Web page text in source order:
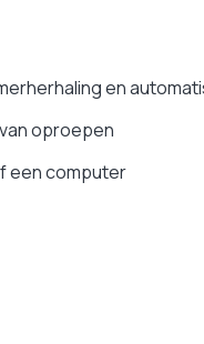
en
oproepen
een computer